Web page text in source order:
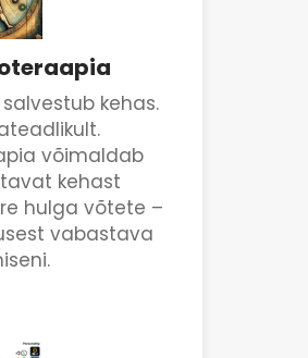
kehas.
võimaldab
kehast
hulga võtete –
vabastava